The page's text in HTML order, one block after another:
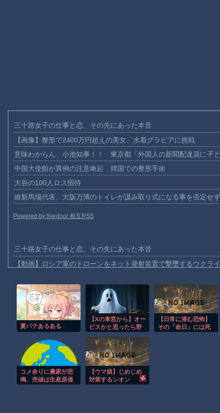
三十路女子の仕事と恋、その先にあった本音
【画像】整形で2400万円超えの美女、水着グラビアに挑戦
意味わからん 小池知事！！ 東京都「外国人の新聞配達員に子
中国大使館が異例の注意喚起 韓国での整形手術
大谷の100人ロス招待
維新馬場代表、大阪万博のトイレが汲み取り式になる事を否定せ
Powered by livedoor 相互RSS
三十路女子の仕事と恋、その先にあった本音
【動画】ロシア軍のドローンをネット発射装置で撃墜するウクラ
【動画】よく助けられたな。岐阜の川で外国人が溺れてしまう事
渡邊渚さん「私がPTSDと診断された当時、世間はまだPTSDと
【動画】自動ドアの仕組みを理解した富山のツバメが賢い。
【動画】高速道路を走行中の車からリアガラスが飛んでくる事故(
子供向け漫画、謎の闇の大会に参加しがち問題
【朗報】大人気漫画「GANTZ」がAmazonでなんと全巻100円ｗ
夏バテあるある
【Xの車窓から】オー
ビスかと思ったら野
か
【日常に潜む恐怖】
その「命日」には死
コメ余りに農家が悲
鳴、売値は生産原価
【ウマ娘】じめじめ
対策するシオン